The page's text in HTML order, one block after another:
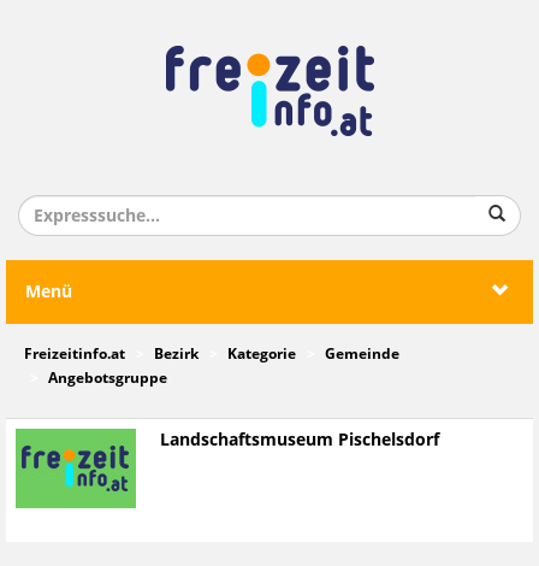
Menü
Freizeitinfo.at Bezirk Kategorie
Gemeinde
Angebotsgruppe
Landschaftsmuseum Pischelsdorf